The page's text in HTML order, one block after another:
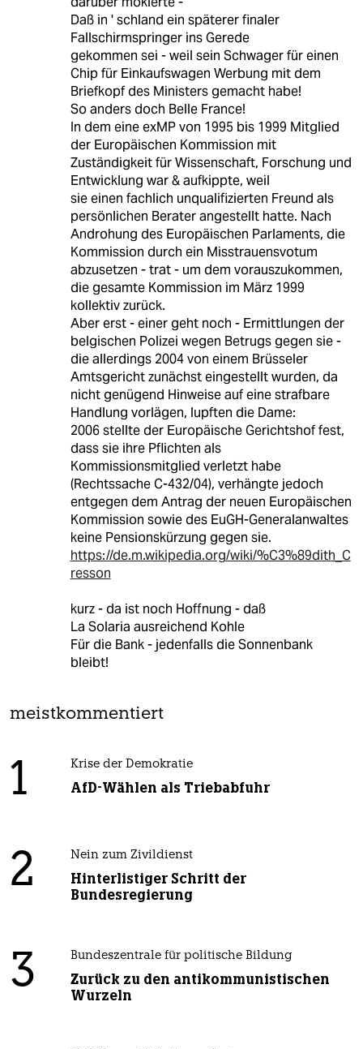
Daß in ' schland ein späterer finaler
Fallschirmspringer ins Gerede
gekommen sei - weil sein Schwager für einen
Chip für Einkaufswagen Werbung mit dem
Briefkopf des Ministers gemacht habe!
So anders doch Belle France!
In dem eine exMP von 1995 bis 1999 Mitglied
der Europäischen Kommission mit
Zuständigkeit für Wissenschaft, Forschung und
Entwicklung war & aufkippte, weil
sie einen fachlich unqualifizierten Freund als
persönlichen Berater angestellt hatte. Nach
Androhung des Europäischen Parlaments, die
Kommission durch ein Misstrauensvotum
abzusetzen - trat - um dem vorauszukommen,
die gesamte Kommission im März 1999
kollektiv zurück.
Aber erst - einer geht noch - Ermittlungen der
belgischen Polizei wegen Betrugs gegen sie -
die allerdings 2004 von einem Brüsseler
Amtsgericht zunächst eingestellt wurden, da
nicht genügend Hinweise auf eine strafbare
Handlung vorlägen, lupften die Dame:
2006 stellte der Europäische Gerichtshof fest,
dass sie ihre Pflichten als
Kommissionsmitglied verletzt habe
(Rechtssache C-432/04), verhängte jedoch
entgegen dem Antrag der neuen Europäischen
Kommission sowie des EuGH-Generalanwaltes
keine Pensionskürzung gegen sie.
https://de.m.wikipedia.org/wiki/%C3%89dith_C
resson
kurz - da ist noch Hoffnung - daß
La Solaria ausreichend Kohle
Für die Bank - jedenfalls die Sonnenbank
bleibt!
meistkommentiert
1 Krise der Demokratie
AfD-Wählen als Triebabfuhr
2 Nein zum Zivildienst
Hinterlistiger Schritt der
Bundesregierung
3 Bundeszentrale für politische Bildung
Zurück zu den antikommunistischen
Wurzeln